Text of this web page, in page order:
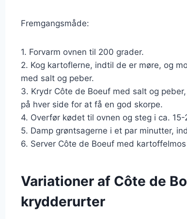
Fremgangsmåde:
1. Forvarm ovnen til 200 grader.
2. Kog kartoflerne, indtil de er møre, og
med salt og peber.
3. Krydr Côte de Boeuf med salt og
på hver side for at få en god skorpe.
4. Overfør kødet til ovnen og steg i ca.
5. Damp grøntsagerne i et par minutter,
6. Server Côte de Boeuf med
Variationer af Côte de
krydderurter